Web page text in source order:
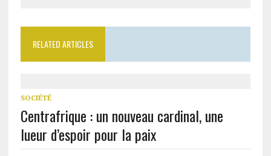
RELATED ARTICLES
SOCIÉTÉ
Centrafrique : un nouveau cardinal, une
lueur d’espoir pour la paix